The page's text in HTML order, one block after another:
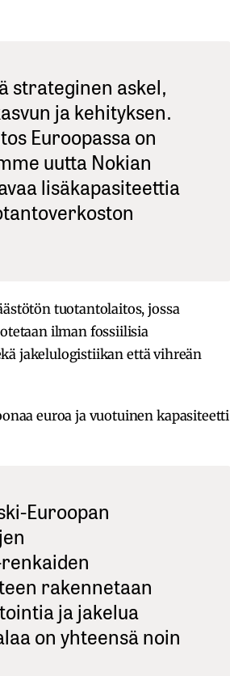
strateginen askel,
ja kehityksen.
Euroopassa on
uutta Nokian
lisäkapasiteettia
tuotantolaitos, jossa
ilman fossiilisia
jakelulogistiikan että vihreän
euroa ja vuotuinen kapasiteetti
Euroopan
rakennetaan
ja jakelua
on yhteensä noin